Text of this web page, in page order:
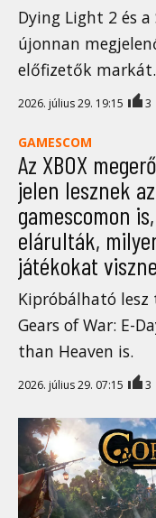
Dying Light 2 és
újonnan
előfizetők markát.
2026. július 29. 19:15 3
GAMESCOM
Az XBOX
jelen lesznek
gamescomon
elárulták,
játékokat
Kipróbálható
Gears of War: E-
than Heaven is.
2026. július 29. 07:15 3